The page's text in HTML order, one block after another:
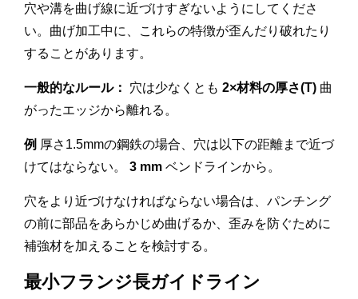
穴や溝を曲げ線に近づけすぎないようにしてくださ
い。曲げ加工中に、これらの特徴が歪んだり破れたり
することがあります。
一般的なルール： 穴は少なくとも 2×材料の厚さ(T) 曲
がったエッジから離れる。
例 厚さ1.5mmの鋼鉄の場合、穴は以下の距離まで近づ
けてはならない。 3 mm ベンドラインから。
穴をより近づけなければならない場合は、パンチング
の前に部品をあらかじめ曲げるか、歪みを防ぐために
補強材を加えることを検討する。
最小フランジ長ガイドライン